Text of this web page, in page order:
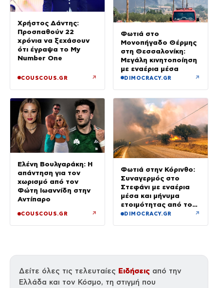
Χρήστος Δάντης:
Προσπαθούν 22
χρόνια να ξεχάσουν
ότι έγραψα το My
Number One
COUSCOUS.GR ↗
Φωτιά στο
Μονοπήγαδο Θέρμης
στη Θεσσαλονίκη:
Μεγάλη κινητοποίηση
με εναέρια μέσα
DIMOCRACY.GR ↗
Ελένη Βουλγαράκη: Η
απάντηση για τον
χωρισμό από τον
Φώτη Ιωαννίδη στην
Αντίπαρο
COUSCOUS.GR ↗
Φωτιά στην Κόρινθο:
Συναγερμός στο
Στεφάνι με εναέρια
μέσα και μήνυμα
ετοιμότητας από το
112DIMOCRACY.GR ↗
Δείτε όλες τις τελευταίες Ειδήσεις από την
Ελλάδα και τον Κόσμο, τη στιγμή που